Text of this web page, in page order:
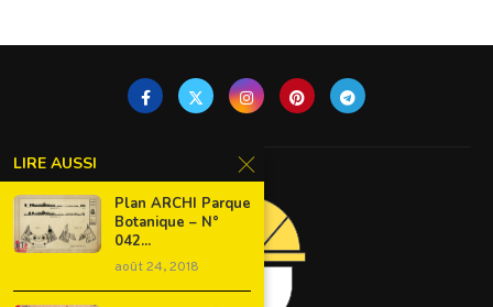
LIRE AUSSI
Plan ARCHI Parque
Botanique – N°
042...
août 24, 2018